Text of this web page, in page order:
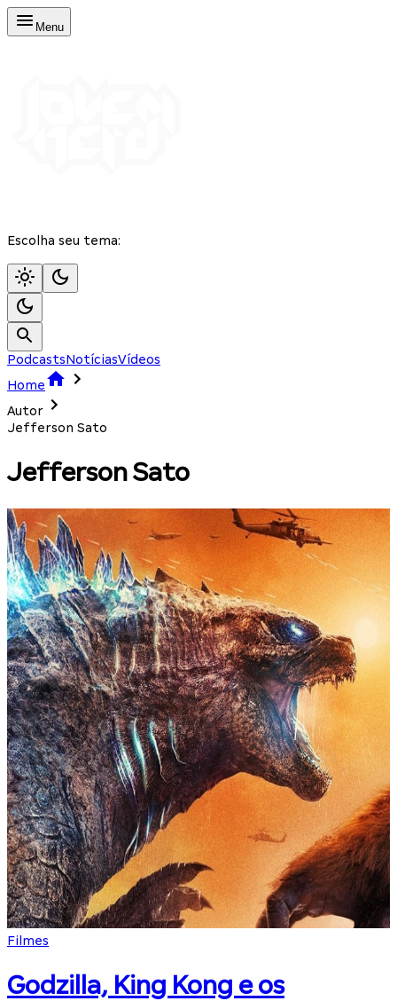
Menu
Escolha seu tema:
PodcastsNotíciasVídeos
Home
Autor
Jefferson Sato
Jefferson Sato
Filmes
Godzilla, King Kong e os